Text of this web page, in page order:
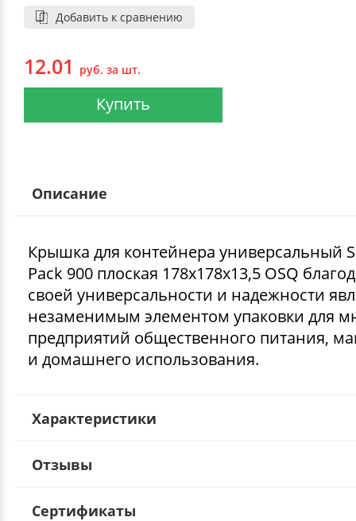
Добавить к сравнению
12.01 руб. за шт.
Купить
Описание
Крышка для контейнера универсальный
Pack 900 плоская 178х178х13,5 OSQ
своей универсальности и надежности
незаменимым элементом упаковки для
предприятий общественного питания,
и домашнего использования.
Характеристики
Отзывы
Сертификаты